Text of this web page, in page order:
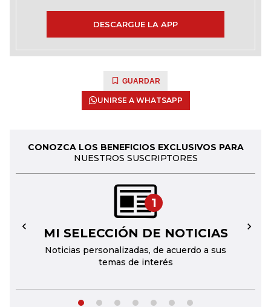
DESCARGUE LA APP
GUARDAR
UNIRSE A WHATSAPP
CONOZCA LOS BENEFICIOS EXCLUSIVOS PARA
NUESTROS SUSCRIPTORES
1
MI SELECCIÓN DE NOTICIAS
Noticias personalizadas, de acuerdo a sus
temas de interés
← →